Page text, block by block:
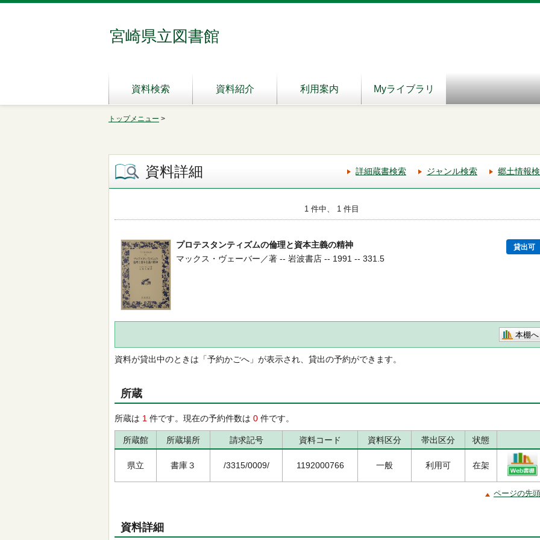
宮崎県立図書館
資料検索 資料紹介 利用案内 Myライブラリ
トップメニュー >
資料詳細 詳細蔵書検索 ジャンル検索 郷土情報
1 件中、 1 件目
プロテスタンティズムの倫理と資本主義の精神 貸出可
マックス・ヴェーバー／著 -- 岩波書店 -- 1991 -- 331.5
本棚へ
資料が貸出中のときは「予約かごへ」が表示され、貸出の予約ができます。
所蔵
所蔵は 1 件です。現在の予約件数は 0 件です。
所蔵館 所蔵場所 請求記号 資料コード 資料区分 帯出区分 状態
県立 書庫３ /3315/0009/ 1192000766 一般 利用可 在架
ページの先
資料詳細